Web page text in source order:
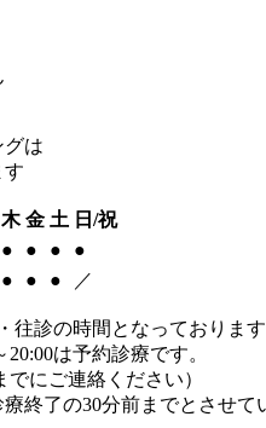
グは
す
木 金 土 日/祝
● ● ●
●
● ● ● ／
往診の時間となっております
は予約診療です。
でにご連絡ください）
終了の30分前までとさせて